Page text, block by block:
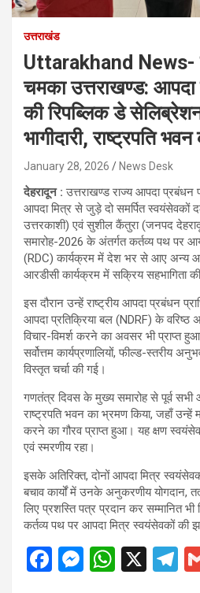
उत्तराखंड
Uttarakhand News-
चमका उत्तराखण्ड:
की रिपब्लिक डे
भागीदारी, राष्ट्रपति
January 28, 2026 News Desk
देहरादून : उत्तराखण्ड राज्य आपदा
आपदा मित्र से जुड़े दो समर्पित स्वयंसेवकों
उत्तरकाशी) एवं सुशील कैंतुरा (जनपद
समारोह-2026 के अंतर्गत कर्तव्य पथ पर
(RDC) कार्यक्रम में देश भर से आए अन्य
आरडीसी कार्यक्रम में सक्रिय सहभागिता
इस दौरान उन्हें राष्ट्रीय आपदा प्रबंधन
आपदा प्रतिक्रिया बल (NDRF) के वरिष्ठ
विचार-विमर्श करने का अवसर भी प्राप्त
सर्वोत्तम कार्यप्रणालियों, फील्ड-स्तरीय
विस्तृत चर्चा की गई।
गणतंत्र दिवस के मुख्य समारोह से पूर्व सभी
राष्ट्रपति भवन का भ्रमण किया, जहाँ उन्हें
करने का गौरव प्राप्त हुआ। यह क्षण
एवं स्मरणीय रहा।
इसके अतिरिक्त, दोनों आपदा मित्र
बचाव कार्यों में उनके अनुकरणीय योगदान,
लिए प्रशस्ति पत्र प्रदान कर सम्मानित
कर्तव्य पथ पर आपदा मित्र स्वयंसेवकों की
F
M W X
T